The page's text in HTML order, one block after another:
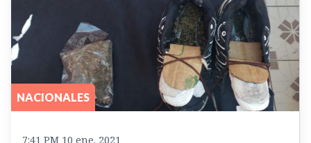
NACIONALES
7:41 PM 10 ene. 2021